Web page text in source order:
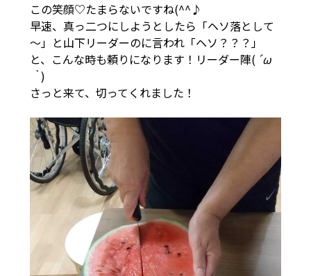
この笑顔♡たまらないですね(^^♪
早速、真っ二つにしようとしたら「ヘソ落として
～」と山下リーダーのに言われ「ヘソ？？？」
と、こんな時も頼りになります！リーダー陣( ´ω
｀)
さっと来て、切ってくれました！